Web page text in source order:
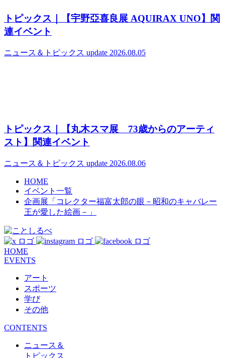
トピックス｜【宇野亞喜良展 AQUIRAX UNO】関
連イベント
ニュース＆トピックス update 2026.08.05
トピックス｜【丸木スマ展 73歳からのアーティ
スト】関連イベント
ニュース＆トピックス update 2026.08.06
HOME
イベント一覧
企画展「コレクター福富太郎の眼－昭和のキャバレー
王が愛した絵画－」
HOME
EVENTS
アート
スポーツ
学び
その他
CONTENTS
ニュース＆
トピックス